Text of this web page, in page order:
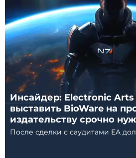
Инсайдер: Electronic
выставить BioWare на
издательству срочно
После сделки с саудитами EA